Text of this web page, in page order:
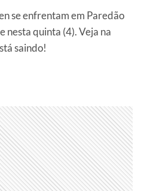
se enfrentam em Paredão
nesta quinta (4). Veja na
saindo!